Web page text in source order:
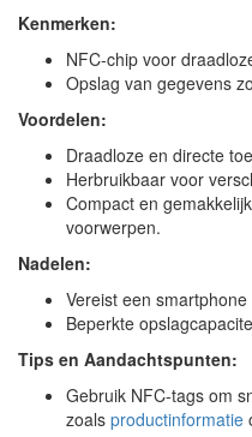
Kenmerken:
NFC-chip voor
Opslag van gegevens
Voordelen:
Draadloze en directe
Herbruikbaar voor
Compact en
voorwerpen.
Nadelen:
Vereist een
Beperkte
Tips en Aandachtspunten:
Gebruik NFC-tags om
zoals productinformatie